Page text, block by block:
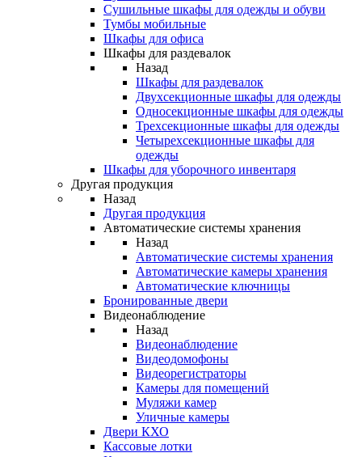
Сушильные шкафы для одежды и обуви
Тумбы мобильные
Шкафы для офиса
Шкафы для раздевалок
Назад
Шкафы для раздевалок
Двухсекционные шкафы для одежды
Односекционные шкафы для одежды
Трехсекционные шкафы для одежды
Четырехсекционные шкафы для
одежды
Шкафы для уборочного инвентаря
Другая продукция
Назад
Другая продукция
Автоматические системы хранения
Назад
Автоматические системы хранения
Автоматические камеры хранения
Автоматические ключницы
Бронированные двери
Видеонаблюдение
Назад
Видеонаблюдение
Видеодомофоны
Видеорегистраторы
Камеры для помещений
Муляжи камер
Уличные камеры
Двери КХО
Кассовые лотки